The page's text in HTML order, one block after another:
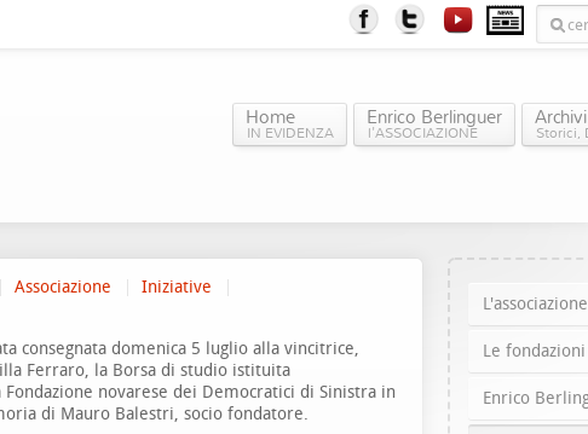
Home
IN EVIDENZA
Enrico Berlinguer
l'ASSOCIAZIONE
Archivi
Storici,
Associazione
Iniziative
consegnata domenica 5 luglio alla vincitrice,
Ferraro, la Borsa di studio istituita
Fondazione novarese dei Democratici di Sinistra in
di Mauro Balestri, socio fondatore.
L'associazione
Le fondazioni
Enrico